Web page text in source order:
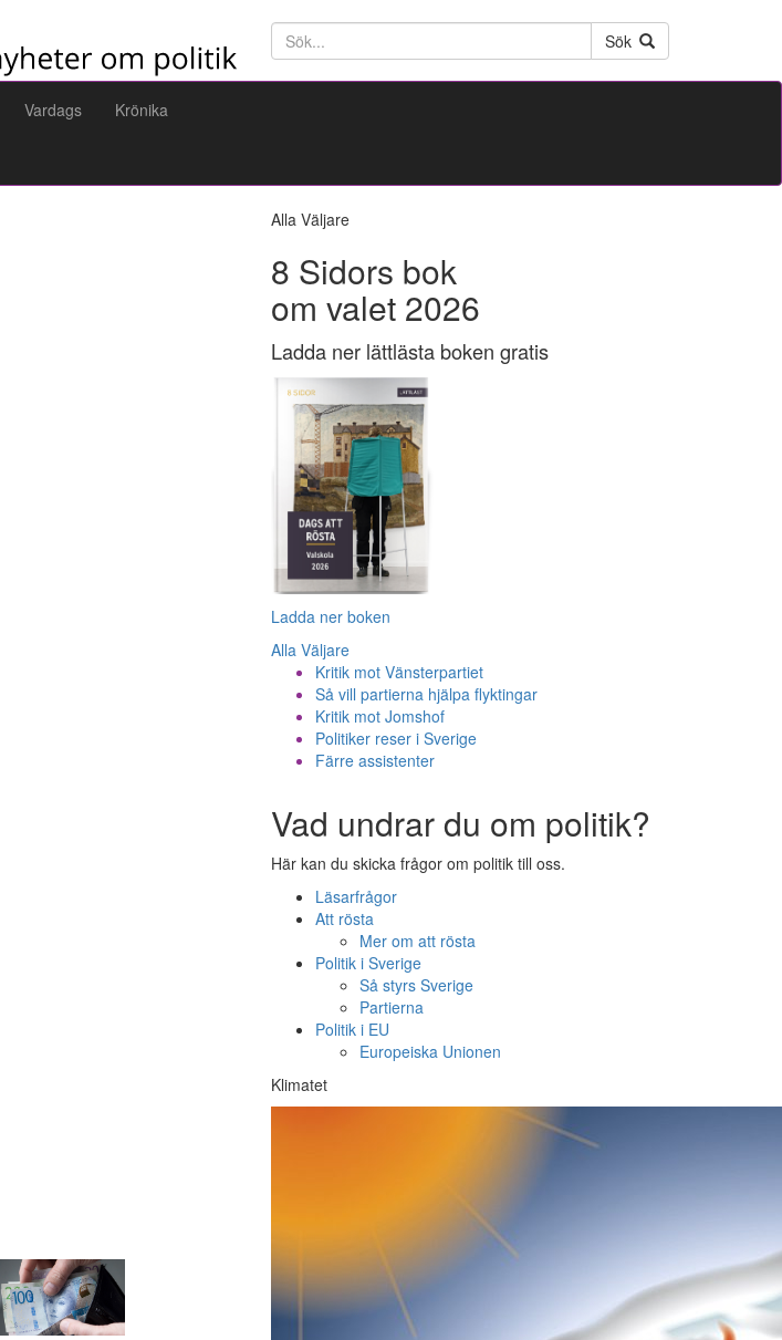
Söktext
Sök
Vardags Krönika
Alla Väljare
8 Sidors bok
om valet 2026
Ladda ner lättlästa boken gratis
Ladda ner boken
Alla Väljare
Kritik mot Vänsterpartiet
Så vill partierna hjälpa flyktingar
Kritik mot Jomshof
Politiker reser i Sverige
Färre assistenter
Vad undrar du om politik?
Här kan du skicka frågor om politik till oss.
Läsarfrågor
Att rösta
Mer om att rösta
Politik i Sverige
Så styrs Sverige
Partierna
Politik i EU
Europeiska Unionen
Klimatet